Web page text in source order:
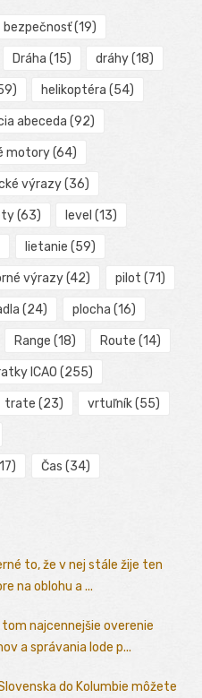
bezpečnosť(19)
Dráha (15) dráhy(18)
helikoptéra (54)
abeceda (92)
motory(64)
výrazy(36)
(63) level (13)
lietanie (59)
výrazy(42) pilot (71)
(24) plocha (16)
Range (18) Route (14)
ICAO (255)
trate (23) vrtuľník(55)
Čas (34)
to, že v nej stále žije ten
na oblohu a ...
najcennejšie overenie
a správania lode p...
do Kolumbie môžete